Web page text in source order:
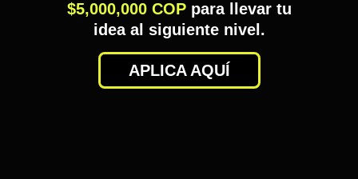
$5,000,000 COP para llevar tu
idea al siguiente nivel.
APLICA AQUÍ